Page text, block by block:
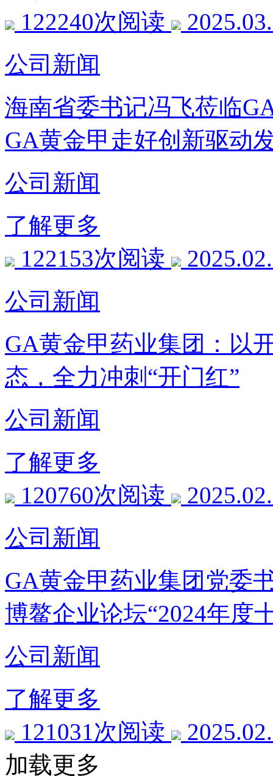
122240次阅读
公司新闻
海南省委书记冯飞莅临
GA黄金甲走好创新驱动
公司新闻
了解更多
122153次阅读
公司新闻
GA黄金甲药业集团：以
态，全力冲刺“开门红”
公司新闻
了解更多
120760次阅读
公司新闻
GA黄金甲药业集团党委
博鳌企业论坛“2024年度
公司新闻
了解更多
121031次阅读
加载更多